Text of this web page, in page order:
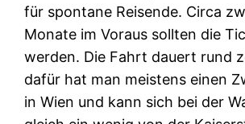
für spontane Reisende. Circa
Monate im Voraus sollten die
werden. Die Fahrt dauert rund
dafür hat man meistens einen
in Wien und kann sich bei der